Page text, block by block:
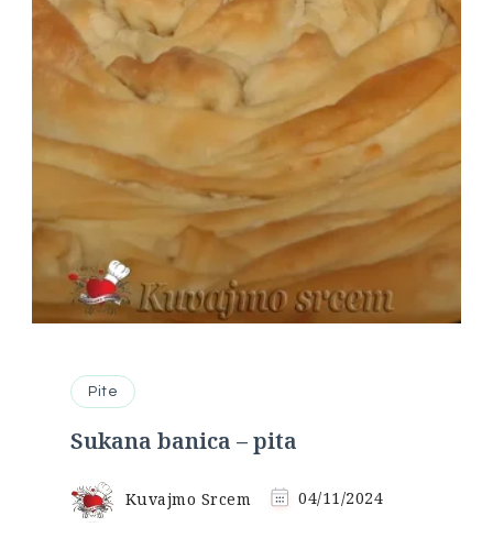
Pite
Sukana banica – pita
Kuvajmo Srcem 04/11/2024